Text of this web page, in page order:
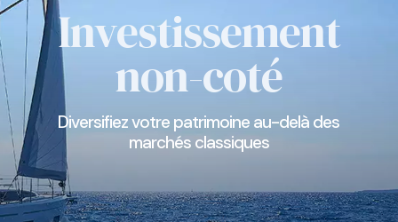
Investissement
non-coté
Diversifiez votre patrimoine au-delà des
marchés classiques